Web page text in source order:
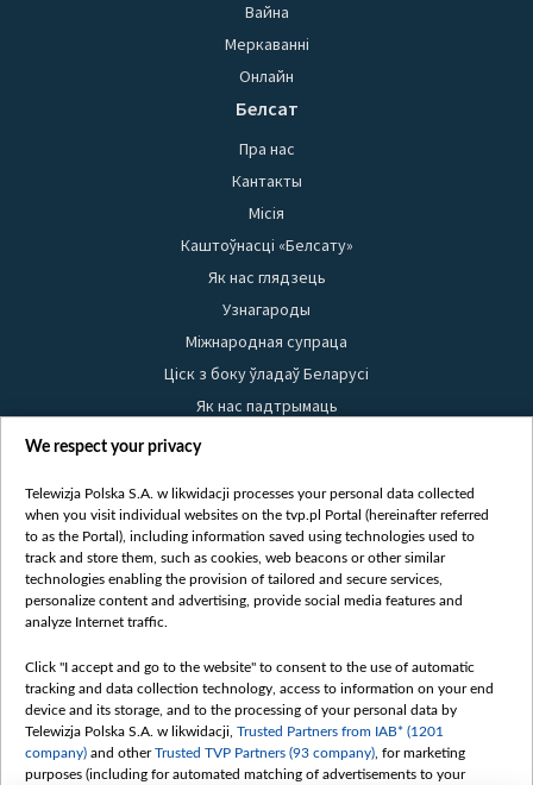
Вайна
Меркаванні
Онлайн
Белсат
Пра нас
Кантакты
Місія
Каштоўнасці «Белсату»
Як нас глядзець
Узнагароды
Міжнародная супраца
Ціск з боку ўладаў Беларусі
Як нас падтрымаць
Правілы выкарыстання матэрыялаў
Бяспека
Youtube
Белсат news
Белсат Shorts
Жэстачайшы мульт
Belsat English
Biełsat PL
Белсат Now
We respect your privacy
Telewizja Polska S.A. w likwidacji processes your personal data collected
when you visit individual websites on the tvp.pl Portal (hereinafter referred
to as the Portal), including information saved using technologies used to
track and store them, such as cookies, web beacons or other similar
technologies enabling the provision of tailored and secure services,
personalize content and advertising, provide social media features and
analyze Internet traffic.
Click "I accept and go to the website" to consent to the use of automatic
tracking and data collection technology, access to information on your end
device and its storage, and to the processing of your personal data by
Telewizja Polska S.A. w likwidacji, Trusted Partners from IAB* (1201
company) and otherTrusted TVP Partners (93 company) , for marketing
purposes (including for automated matching of advertisements to your